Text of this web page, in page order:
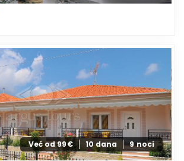
Već od 99€ 10 dana 9 noci